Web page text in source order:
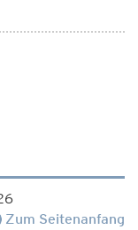
Zum Seitenanfang